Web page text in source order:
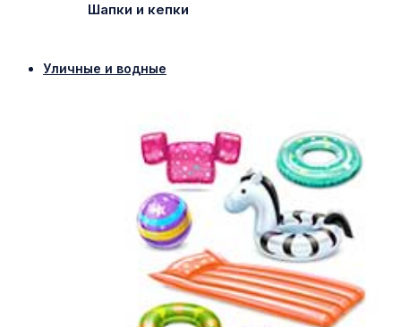
Шапки и кепки
Уличные и водные